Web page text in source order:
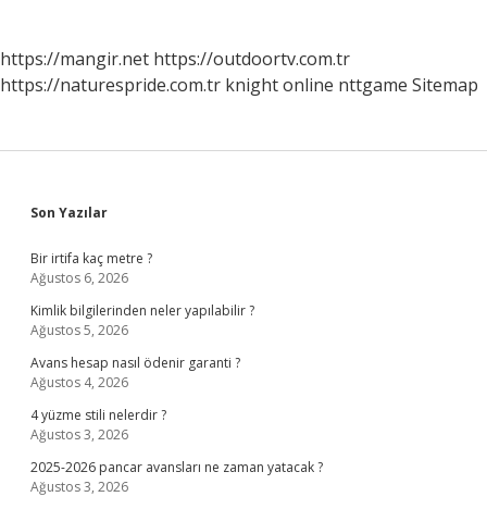
https://mangir.net https://outdoortv.com.tr
https://naturespride.com.tr knight online nttgame Sitemap
Sidebar
Son Yazılar
Bir irtifa kaç metre ?
Ağustos 6, 2026
Kimlik bilgilerinden neler yapılabilir ?
Ağustos 5, 2026
Avans hesap nasıl ödenir garanti ?
Ağustos 4, 2026
4 yüzme stili nelerdir ?
Ağustos 3, 2026
2025-2026 pancar avansları ne zaman yatacak ?
Ağustos 3, 2026